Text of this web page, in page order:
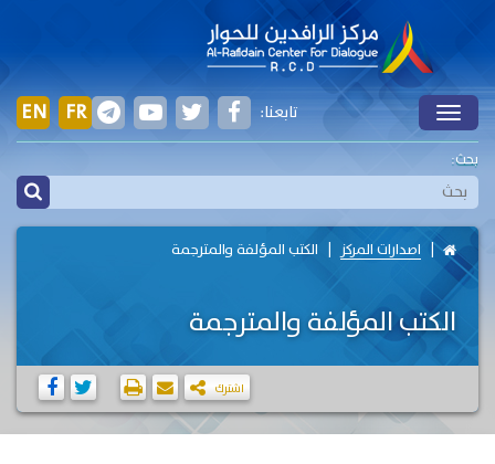
Toggle
EN FR تابعنا:
بحث:
اصدارات المركز الكتب المؤلفة والمترجمة
الكتب المؤلفة والمترجمة
اشترك